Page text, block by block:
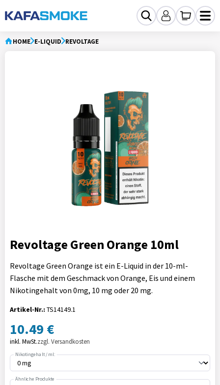
HOME E-LIQUID REVOLTAGE
Revoltage Green Orange 10ml
Revoltage Green Orange ist ein E-Liquid in der 10-ml-
Flasche mit dem Geschmack von Orange, Eis und einem
Nikotingehalt von 0mg, 10 mg oder 20 mg.
Artikel-Nr.: TS14149.1
10.49 €
inkl. MwSt.zzgl. Versandkosten
Nikotingehalt / ml:
Ähnliche Produkte